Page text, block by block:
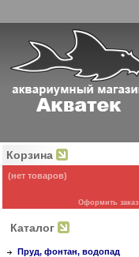
Корзина
(нет товаров)
Оформить заказ
Каталог
Пруд, фонтан, водопад